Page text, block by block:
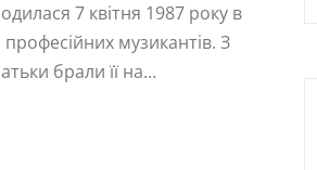
7 квітня 1987 року в
музикантів. З
брали її на…